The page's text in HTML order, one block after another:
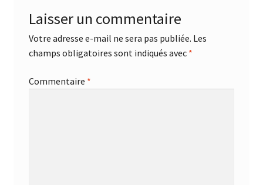
Laisser un commentaire
Votre adresse e-mail ne sera pas publiée. Les
champs obligatoires sont indiqués avec *
Commentaire *